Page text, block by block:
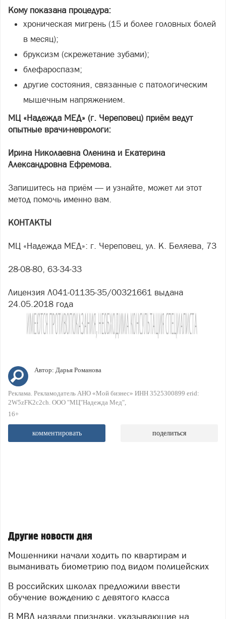
Кому показана процедура:
хроническая мигрень (15 и более головных болей
в месяц);
бруксизм (скрежетание зубами);
блефароспазм;
другие состояния, связанные с патологическим
мышечным напряжением.
МЦ «Надежда МЕД» (г. Череповец) приём ведут
опытные врачи-неврологи:
Ирина Николаевна Оленина и Екатерина
Александровна Ефремова.
Запишитесь на приём — и узнайте, может ли этот
метод помочь именно вам.
КОНТАКТЫ
МЦ «Надежда МЕД»: г. Череповец, ул. К. Беляева, 73
28-08-80, 63-34-33
Лицензия Л041-01135-35/00321661 выдана
24.05.2018 года
Автор: Дарья Романова
Реклама. Рекламодатель АНО «Мой бизнес» ИНН 3525300899 erid:
2W5zFK2c2ch. ООО "МЦ"Надежда Мед"
16+
комментировать поделиться
Другие новости дня
Мошенники начали ходить по квартирам и
выманивать биометрию под видом полицейских
В российских школах предложили ввести
обучение вождению с девятого класса
В МВД назвали признаки, указывающие на